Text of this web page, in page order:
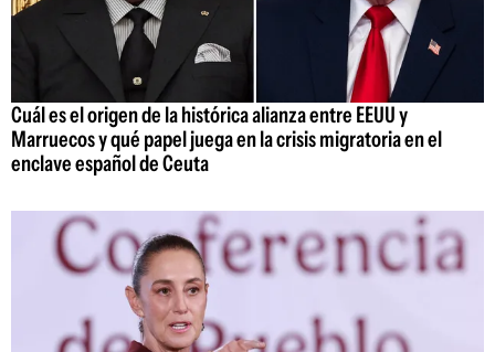
Cuál es el origen de la histórica alianza entre EEUU y
Marruecos y qué papel juega en la crisis migratoria en el
enclave español de Ceuta